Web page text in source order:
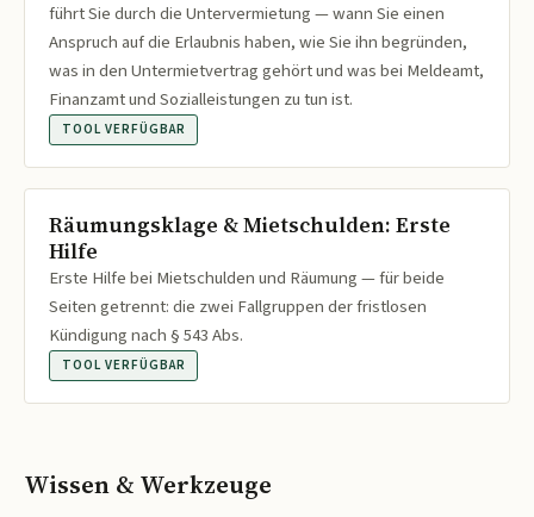
führt Sie durch die Untervermietung — wann Sie einen
Anspruch auf die Erlaubnis haben, wie Sie ihn begründen,
was in den Untermietvertrag gehört und was bei Meldeamt,
Finanzamt und Sozialleistungen zu tun ist.
TOOL VERFÜGBAR
Räumungsklage & Mietschulden: Erste
Hilfe
Erste Hilfe bei Mietschulden und Räumung — für beide
Seiten getrennt: die zwei Fallgruppen der fristlosen
Kündigung nach § 543 Abs.
TOOL VERFÜGBAR
Wissen & Werkzeuge